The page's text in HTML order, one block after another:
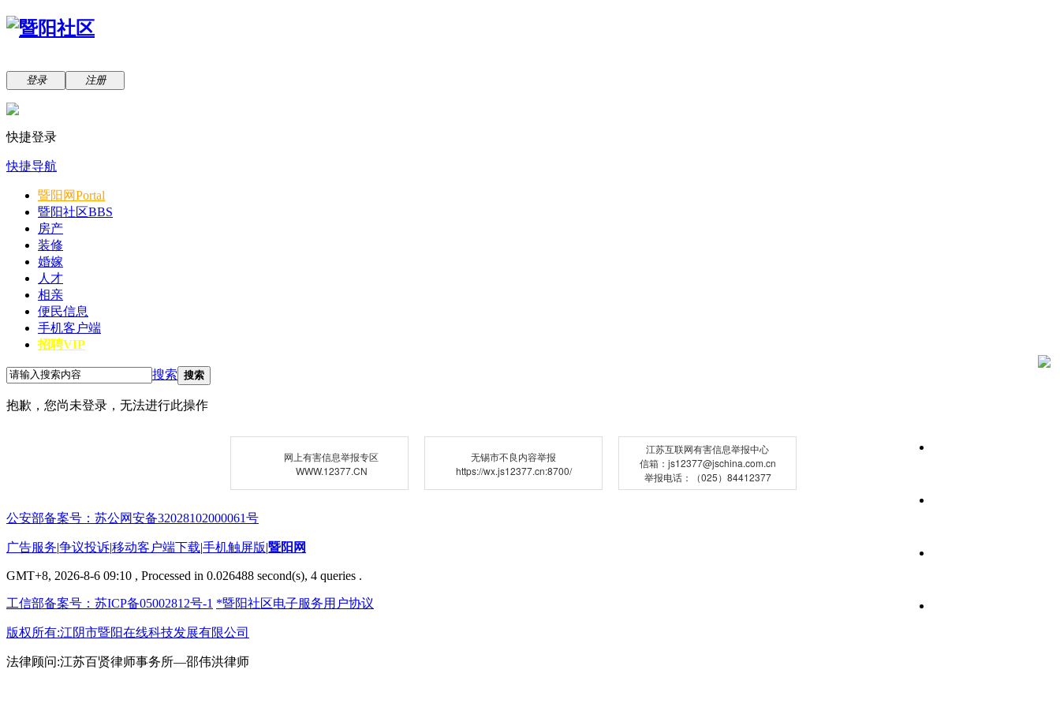
登录 注册
快捷登录
快捷导航
暨阳网Portal
暨阳社区BBS
房产
装修
婚嫁
人才
相亲
便民信息
手机客户端
招聘VIP
搜索 搜索
抱歉，您尚未登录，无法进行此操作
网上有害信息举报专区
WWW.12377.CN
无锡市不良内容举报
https://wx.js12377.cn:8700/
江苏互联网有害信息举报中心
信箱：js12377@jschina.com.cn
举报电话：（025）84412377
公安部备案号：苏公网安备32028102000061号
广告服务|争议投诉|移动客户端下载|手机触屏版|暨阳网
GMT+8, 2026-8-6 09:10 , Processed in 0.026488 second(s), 4 queries .
工信部备案号：苏ICP备05002812号-1 *暨阳社区电子服务用户协议
版权所有:江阴市暨阳在线科技发展有限公司
法律顾问:江苏百贤律师事务所—邵伟洪律师